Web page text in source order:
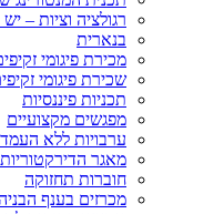
רגולציה וציות –
בנארית
מכירת פיגומי
שכירת פיגומי
תכניות פיננסיות
מפגשים מקצועיים
ערבויות ללא
מאגר
חוברות תחזוקה
מכרזים בענף